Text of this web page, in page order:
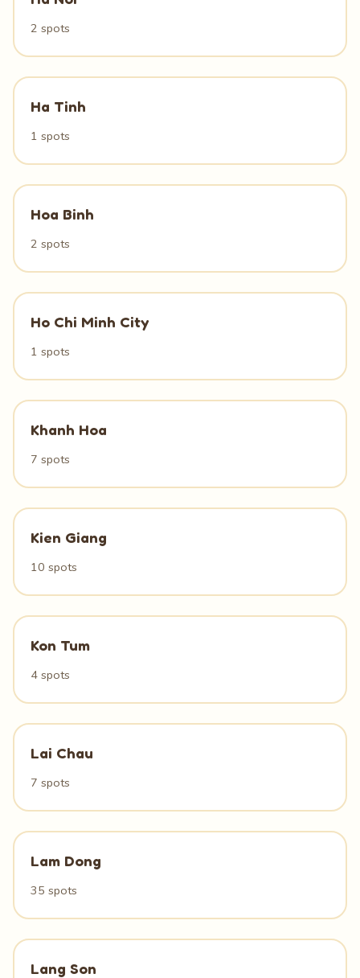
2 spots
Ha Tinh
1 spots
Hoa Binh
2 spots
Ho Chi Minh City
1 spots
Khanh Hoa
7 spots
Kien Giang
10 spots
Kon Tum
4 spots
Lai Chau
7 spots
Lam Dong
35 spots
Lang Son